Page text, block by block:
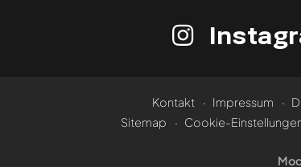
Kontakt Impressum
Sitemap
Cookie-